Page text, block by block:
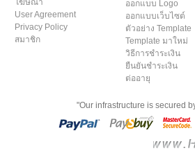
User Agreement
Privacy Policy
สมาชิก
ออกแบบ Logo
ออกแบบเว็บไซต์
ตัวอย่าง Template
Template มาใหม่
วิธีการชำระเงิน
ยืนยันชำระเงิน
ต่ออายุ
"Our infrastructure is secured